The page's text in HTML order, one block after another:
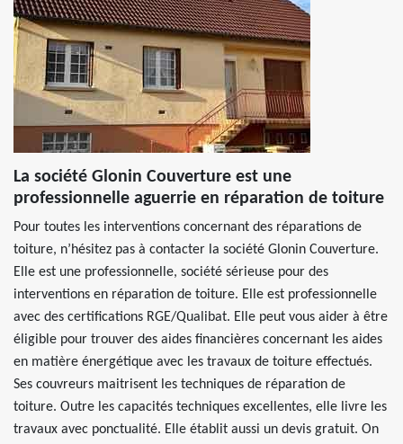
La société Glonin Couverture est une
professionnelle aguerrie en réparation de toiture
Pour toutes les interventions concernant des réparations de
toiture, n’hésitez pas à contacter la société Glonin Couverture.
Elle est une professionnelle, société sérieuse pour des
interventions en réparation de toiture. Elle est professionnelle
avec des certifications RGE/Qualibat. Elle peut vous aider à être
éligible pour trouver des aides financières concernant les aides
en matière énergétique avec les travaux de toiture effectués.
Ses couvreurs maitrisent les techniques de réparation de
toiture. Outre les capacités techniques excellentes, elle livre les
travaux avec ponctualité. Elle établit aussi un devis gratuit. On